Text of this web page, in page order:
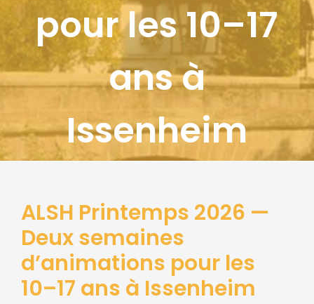
pour les 10–17
ans à
Issenheim
ALSH Printemps 2026 —
Deux semaines
d’animations pour les
10–17 ans à Issenheim